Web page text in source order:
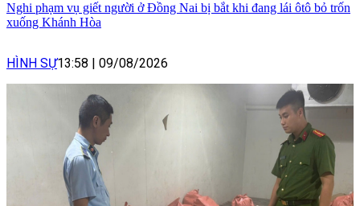
Nghi phạm vụ giết người ở Đồng Nai bị bắt khi đang lái ôtô bỏ trốn
xuống Khánh Hòa
HÌNH SỰ13:58 09/08/2026